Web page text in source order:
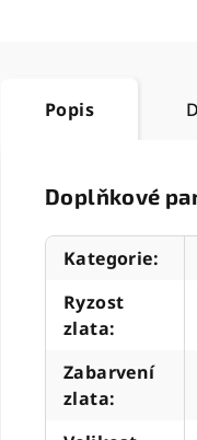
Popis
Doplňkové
Kategorie:
Ryzost
zlata:
Zabarvení
zlata: